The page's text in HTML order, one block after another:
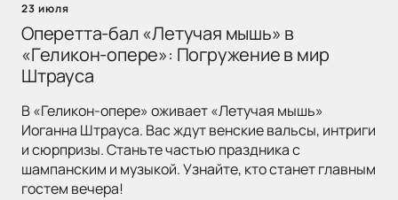
23 июля
Оперетта-бал «Летучая мышь» в
«Геликон-опере»: Погружение в мир
Штрауса
В «Геликон-опере» оживает «Летучая мышь»
Иоганна Штрауса. Вас ждут венские вальсы, интриги
и сюрпризы. Станьте частью праздника с
шампанским и музыкой. Узнайте, кто станет главным
гостем вечера!